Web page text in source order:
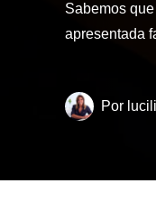
Sabemos
apresentada